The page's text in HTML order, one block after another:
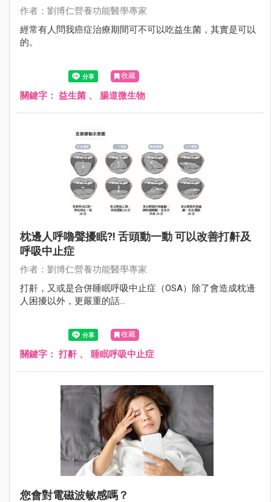
作者：劉博仁營養功能醫學專家
經常有人問我癌症治療期間可不可以吃益生菌，其實是可以
的。
收藏
關鍵字： 益生菌 、 腸道微生物
枕邊人呼嚕聲擾眠?! 舌頭動一動 可以改善打鼾及
呼吸中止症
作者：劉博仁營養功能醫學專家
打鼾，又或是合併睡眠呼吸中止症（OSA）除了會造成枕邊
人困擾以外，更嚴重的話...
收藏
關鍵字： 打鼾、 睡眠呼吸中止症
您會對電磁波敏感嗎？